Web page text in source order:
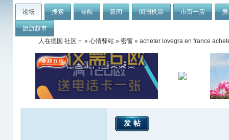
论坛 搜索 导航 新闻 回国机票 市百一店
旅游超市
人在德国 社区
» 心情驿站 » 密窗 » acheter lovegra en france
发帖